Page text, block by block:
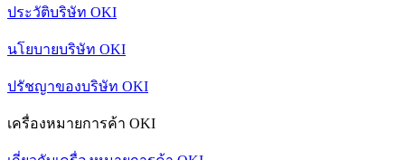
ประวัติบริษัท OKI
นโยบายบริษัท OKI
ปรัชญาของบริษัท OKI
เครื่องหมายการค้า OKI